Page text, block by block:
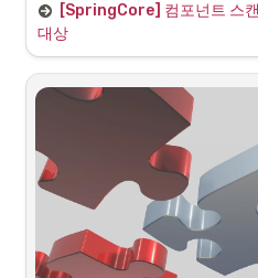
@ComponentScan 의
basePackages 속성
통해 컴포넌트 스캔의 대상 패키지를
포함한 하위 패키지들을 탐색하면서
basePackages = "hello.core",
치도 사용 할 수 있다.
basePackageClasses 속성
[SpringCore] 컴포넌트 스
대상